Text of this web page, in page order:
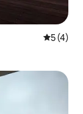
5 (4)